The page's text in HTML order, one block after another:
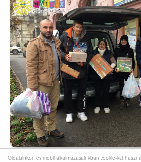
Oldalainkon és mobil alkalmazásainkban cookie-kat